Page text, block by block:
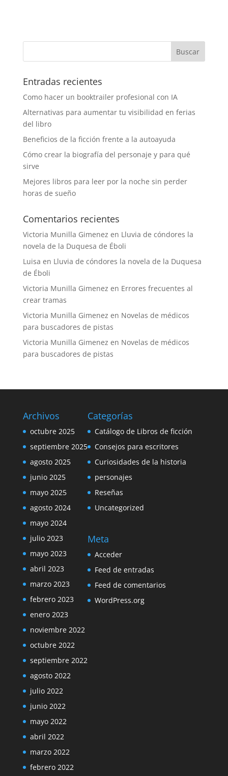
Entradas recientes
Como hacer un booktrailer profesional con IA
Alternativas para aumentar tu visibilidad en ferias
del libro
Beneficios de la ficción frente a la autoayuda
Cómo crear la biografía del personaje y para qué
sirve
Mejores libros para leer por la noche sin perder
horas de sueño
Comentarios recientes
Victoria Munilla Gimenez en Lluvia de cóndores la
novela de la Duquesa de Éboli
Luisa en Lluvia de cóndores la novela de la Duquesa
de Éboli
Victoria Munilla Gimenez en Errores frecuentes al
crear tramas
Victoria Munilla Gimenez en Novelas de médicos
para buscadores de pistas
Victoria Munilla Gimenez en Novelas de médicos
para buscadores de pistas
Archivos
octubre 2025
septiembre 2025
agosto 2025
junio 2025
mayo 2025
agosto 2024
mayo 2024
julio 2023
mayo 2023
abril 2023
marzo 2023
febrero 2023
enero 2023
noviembre 2022
octubre 2022
septiembre 2022
agosto 2022
julio 2022
junio 2022
mayo 2022
abril 2022
marzo 2022
febrero 2022
Categorías
Catálogo de Libros de ficción
Consejos para escritores
Curiosidades de la historia
personajes
Reseñas
Uncategorized
Meta
Acceder
Feed de entradas
Feed de comentarios
WordPress.org